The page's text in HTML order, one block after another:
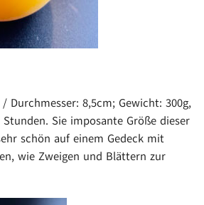
Durchmesser: 8,5cm; Gewicht: 300g,
Sie imposante Größe dieser
schön auf einem Gedeck mit
wie Zweigen und Blättern zur